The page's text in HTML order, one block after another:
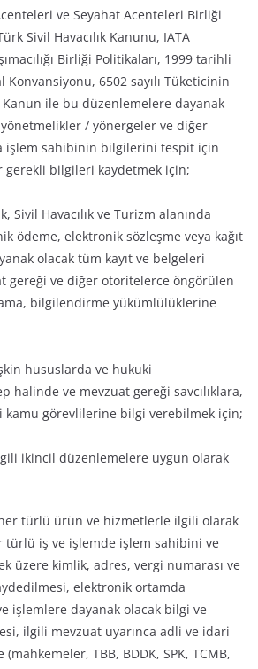
ve Seyahat Acenteleri Birliği
Sivil Havacılık Kanunu, IATA
Birliği Politikaları, 1999 tarihli
Konvansiyonu, 6502 sayılı Tüketicinin
Kanun ile bu düzenlemelere dayanak
yönetmelikler / yönergeler ve diğer
işlem sahibinin bilgilerini tespit için
gerekli bilgileri kaydetmek için;
Sivil Havacılık ve Turizm alanında
ödeme, elektronik sözleşme veya kağıt
olacak tüm kayıt ve belgeleri
gereği ve diğer otoritelerce öngörülen
bilgilendirme yükümlülüklerine
hususlarda ve hukuki
halinde ve mevzuat gereği savcılıklara,
kamu görevlilerine bilgi verebilmek için;
ikincil düzenlemelere uygun olarak
her türlü ürün ve hizmetlerle ilgili olarak
türlü iş ve işlemde işlem sahibini ve
üzere kimlik, adres, vergi numarası ve
elektronik ortamda
işlemlere dayanak olacak bilgi ve
ilgili mevzuat uyarınca adli ve idari
TBB, BDDK, SPK, TCMB,